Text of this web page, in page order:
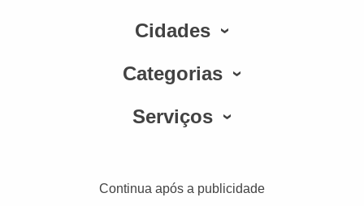
Cidades
Categorias
Serviços
Continua após a publicidade